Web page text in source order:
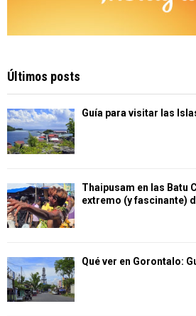
Últimos posts
Guía para visitar las
Thaipusam en las Batu
extremo (y fascinante)
Qué ver en Gorontalo: